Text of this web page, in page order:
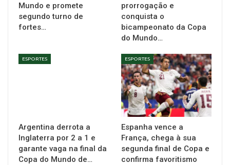
Mundo e promete
segundo turno de
fortes…
prorrogação e
conquista o
bicampeonato da Copa
do Mundo…
ESPORTES
Argentina derrota a
Inglaterra por 2 a 1 e
garante vaga na final da
Copa do Mundo de…
ESPORTES
Espanha vence a
França, chega à sua
segunda final de Copa e
confirma favoritismo